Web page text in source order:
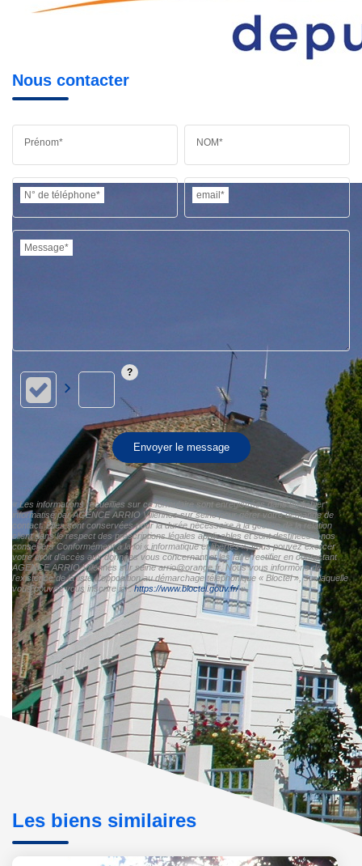
Nous contacter
Prénom* NOM*
N° de téléphone* email*
Message*
Envoyer le message
« Les informations recueillies sur ce formulaire sont enregistrées dans un fichier
informatisé par AGENCE ARRIO Villennes sur seine pour gérer votre demande de
contact. Elles sont conservées pour la durée nécessaire à la gestion de la relation
client dans le respect des prescriptions légales applicables et sont destinées à nos
conseillers Conformément à la loi « informatique et libertés », vous pouvez exercer
votre droit d'accès aux données vous concernant et les faire rectifier en contactant
AGENCE ARRIO Villennes sur seine arrio@orange.fr. Nous vous informons de
l'existence de la liste d'opposition au démarchage téléphonique « Bloctel », sur laquelle
vous pouvez vous inscrire ici :https://www.bloctel.gouv.fr/»
Les biens similaires